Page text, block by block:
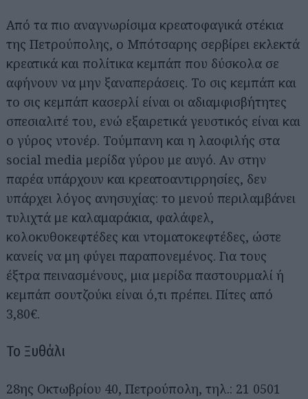
Από τα πιο αναγνωρίσιμα κρεατοφαγικά στέκια
της Πετρούπολης, ο Μπότσαρης σερβίρει εκλεκτά
κρεατικά και πολίτικα κεμπάπ που δύσκολα σε
αφήνουν να μην ξαναπεράσεις. Το σις κεμπάπ και
το σις κεμπάπ κασερλί είναι οι αδιαμφισβήτητες
σπεσιαλιτέ του, ενώ εξαιρετικά γευστικός είναι και
ο γύρος ντονέρ. Τούμπανη και η λαοφιλής στα
social media μερίδα γύρου με αυγό. Αν στην
παρέα υπάρχουν και κρεατοαντιρρησίες, δεν
υπάρχει λόγος ανησυχίας: το μενού περιλαμβάνει
τυλιχτά με καλαμαράκια, φαλάφελ,
κολοκυθοκεφτέδες και ντοματοκεφτέδες, ώστε
κανείς να μη φύγει παραπονεμένος. Για τους
έξτρα πεινασμένους, μια μερίδα παστουρμαλί ή
κεμπάπ σουτζούκι είναι ό,τι πρέπει. Πίτες από
3,80€.
Το Ξυθάλι
28ης Οκτωβρίου 40, Πετρούπολη, τηλ.: 21 0501
Αναζήτηση